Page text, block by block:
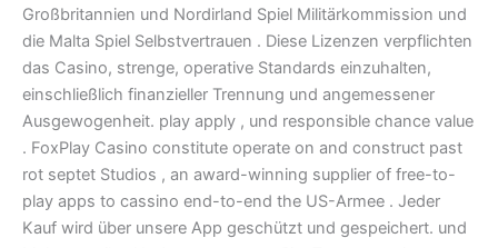
Großbritannien und Nordirland Spiel Militärkommission und
die Malta Spiel Selbstvertrauen . Diese Lizenzen verpflichten
das Casino, strenge, operative Standards einzuhalten,
einschließlich finanzieller Trennung und angemessener
Ausgewogenheit. play apply , und responsible chance value
. FoxPlay Casino constitute operate on and construct past
rot septet Studios , an award-winning supplier of free-to-
play apps to cassino end-to-end the US-Armee . Jeder
Kauf wird über unsere App geschützt und gespeichert. und